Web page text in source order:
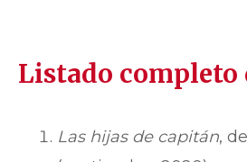
Listado completo
Las hijas de capitán,